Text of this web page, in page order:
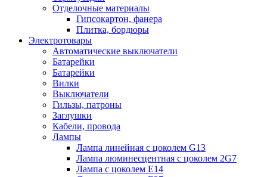
Отделочные материалы
Гипсокартон, фанера
Плитка, бордюры
Электротовары
Автоматические выключатели
Батарейки
Батарейки
Вилки
Выключатели
Гильзы, патроны
Заглушки
Кабели, провода
Лампы
Лампа линейная с цоколем G13
Лампа люминесцентная с цоколем 2G7
Лампа с цоколем E14